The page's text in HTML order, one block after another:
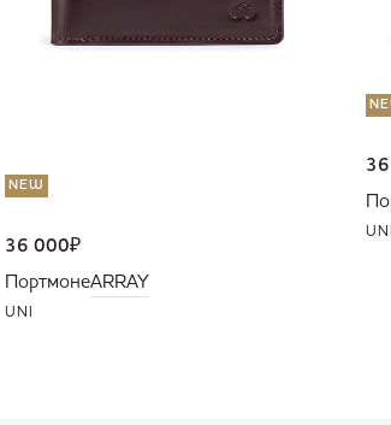
NEW
36 000₽
ПортмонеARRAY
UNI
UNI